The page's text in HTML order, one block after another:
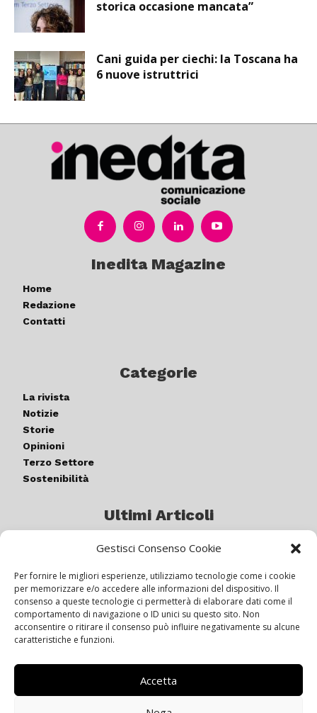
Gestisci Consenso Cookie
Per fornire le migliori esperienze, utilizziamo tecnologie come i cookie
per memorizzare e/o accedere alle informazioni del dispositivo. Il
consenso a queste tecnologie ci permetterà di elaborare dati come il
comportamento di navigazione o ID unici su questo sito. Non
acconsentire o ritirare il consenso può influire negativamente su alcune
caratteristiche e funzioni.
Accetta
storica occasione mancata”
Cani guida per ciechi: la Toscana ha
6 nuove istruttrici
Inedita Magazine
Home
Redazione
Contatti
Categorie
La rivista
Notizie
Storie
Opinioni
Terzo Settore
Sostenibilità
Ultimi Articoli
Germogli di luce: al via la quinta
IL BEER GARDEN CON IL GIALLONE
Siamo pronti a navigare “contro